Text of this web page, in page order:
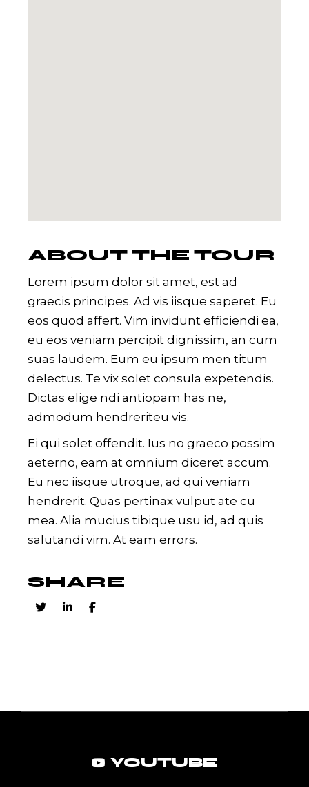
ABOUT THE TOUR
Lorem ipsum dolor sit amet, est ad
graecis principes. Ad vis iisque saperet. Eu
eos quod affert. Vim invidunt efficiendi ea,
eu eos veniam percipit dignissim, an cum
suas laudem. Eum eu ipsum men titum
delectus. Te vix solet consula expetendis.
Dictas elige ndi antiopam has ne,
admodum hendreriteu vis.
Ei qui solet offendit. Ius no graeco possim
aeterno, eam at omnium diceret accum.
Eu nec iisque utroque, ad qui veniam
hendrerit. Quas pertinax vulput ate cu
mea. Alia mucius tibique usu id, ad quis
salutandi vim. At eam errors.
SHARE
YOUTUBE